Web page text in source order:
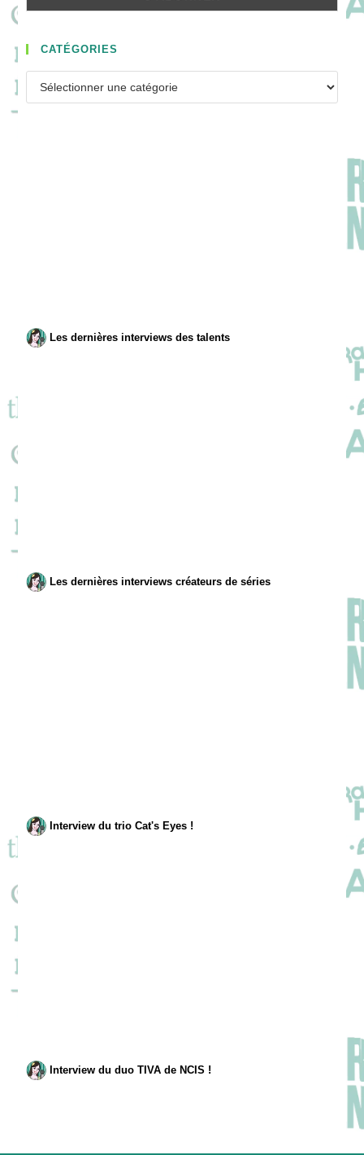
CATÉGORIES
Catégories
Les dernières interviews des talents
Les dernières interviews créateurs de séries
Interview du trio Cat's Eyes !
Interview du duo TIVA de NCIS !